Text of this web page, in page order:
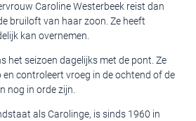
Caroline Westerbeek reist dan
bruiloft van haar zoon. Ze heeft
kan overnemen.
het seizoen dagelijks met de pont. Ze
controleert vroeg in de ochtend of de
nog in orde zijn.
als Carolinge, is sinds 1960 in